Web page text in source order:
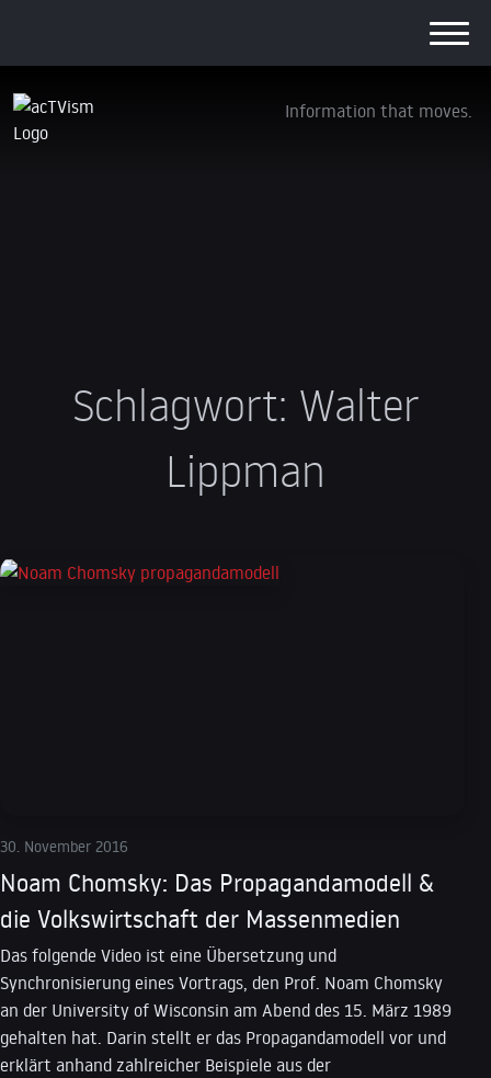
Information that moves.
Schlagwort: Walter
Lippman
30. November 2016
Noam Chomsky: Das Propagandamodell &
die Volkswirtschaft der Massenmedien
Das folgende Video ist eine Übersetzung und
Synchronisierung eines Vortrags, den Prof. Noam Chomsky
an der University of Wisconsin am Abend des 15. März 1989
gehalten hat. Darin stellt er das Propagandamodell vor und
erklärt anhand zahlreicher Beispiele aus der